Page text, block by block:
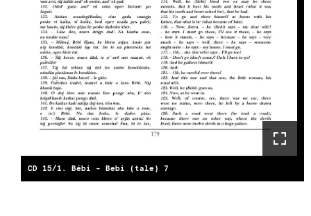
CD 15/1. Bébi - Bebi (tale) 7